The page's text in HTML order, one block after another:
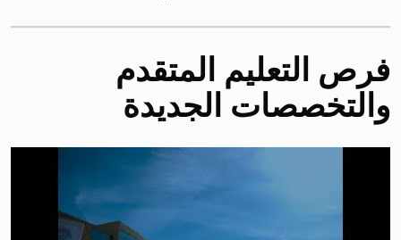
فرص التعليم المتقدم
والتخصصات الجديدة